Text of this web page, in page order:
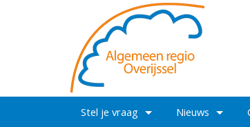
Stel je vraag Nieuws